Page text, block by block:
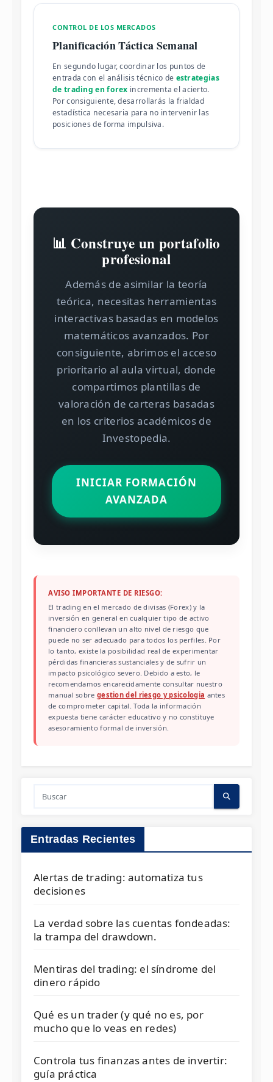
CONTROL DE LOS MERCADOS
Planificación Táctica Semanal
En segundo lugar, coordinar los puntos de
entrada con el análisis técnico de estrategias
de trading en forex incrementa el acierto.
Por consiguiente, desarrollarás la frialdad
estadística necesaria para no intervenir las
posiciones de forma impulsiva.
📊 Construye un portafolio
profesional
Además de asimilar la teoría
teórica, necesitas herramientas
interactivas basadas en modelos
matemáticos avanzados. Por
consiguiente, abrimos el acceso
prioritario al aula virtual, donde
compartimos plantillas de
valoración de carteras basadas
en los criterios académicos de
Investopedia.
INICIAR FORMACIÓN
AVANZADA
AVISO IMPORTANTE DE RIESGO:
El trading en el mercado de divisas (Forex) y la
inversión en general en cualquier tipo de activo
financiero conllevan un alto nivel de riesgo que
puede no ser adecuado para todos los perfiles. Por
lo tanto, existe la posibilidad real de experimentar
pérdidas financieras sustanciales y de sufrir un
impacto psicológico severo. Debido a esto, le
recomendamos encarecidamente consultar nuestro
manual sobre gestion del riesgo y psicologia antes
de comprometer capital. Toda la información
expuesta tiene carácter educativo y no constituye
asesoramiento formal de inversión.
Entradas Recientes
Alertas de trading: automatiza tus
decisiones
La verdad sobre las cuentas fondeadas:
la trampa del drawdown.
Mentiras del trading: el síndrome del
dinero rápido
Qué es un trader (y qué no es, por
mucho que lo veas en redes)
Controla tus finanzas antes de invertir:
guía práctica